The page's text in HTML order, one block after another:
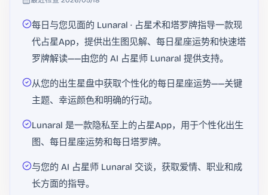
每日与您见面的 Lunaral · 占星术和塔罗牌指导一款现
代占星App，提供出生图见解、每日星座运势和快速塔
罗牌解读——由您的 AI 占星师 Lunaral 提供支持。
从您的出生星盘中获取个性化的每日星座运势——关键
主题、幸运颜色和明确的行动。
Lunaral 是一款隐私至上的占星App，用于个性化出生
图、每日星座运势和每日塔罗牌。
与您的 AI 占星师 Lunaral 交谈，获取爱情、职业和成
长方面的指导。